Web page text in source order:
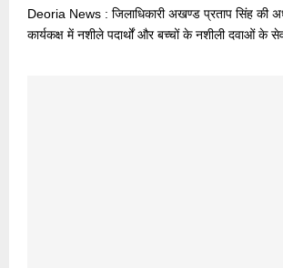
Deoria News : जिलाधिकारी अखण्ड प्रताप सिंह की
कार्यकक्ष में नशीले पदार्थों और बच्चों के नशीली दवाओं के